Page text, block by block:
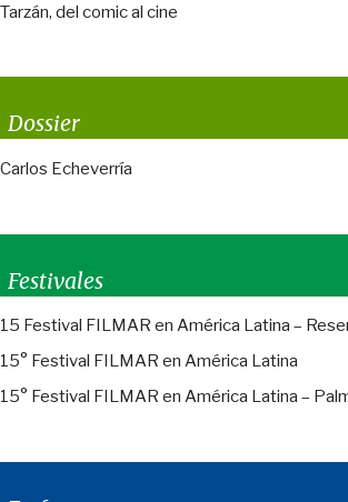
Tarzán, del comic al cine
Dossier
Carlos Echeverría
Festivales
15 Festival FILMAR en América Latina –
15° Festival FILMAR en América Latina
15° Festival FILMAR en América Latina –